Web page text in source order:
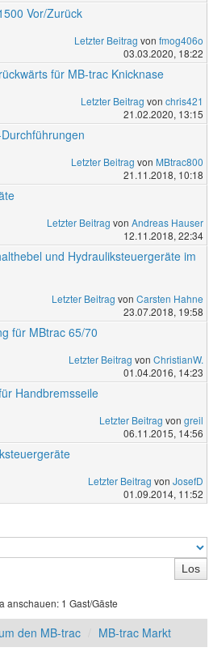
Vor/Zurück
Letzter Beitrag von fmog406o
03.03.2020, 18:22
für MB-trac Knicknase
Letzter Beitrag von chris421
21.02.2020, 13:15
Letzter Beitrag von MBtrac800
21.11.2018, 10:18
Letzter Beitrag von Andreas Hauser
12.11.2018, 22:34
und Hydrauliksteuergeräte im
Letzter Beitrag von Carsten Hahne
23.07.2018, 19:58
für MBtrac 65/70
Letzter Beitrag von ChristianW.
01.04.2016, 14:23
Handbremsseile
Letzter Beitrag von greil
06.11.2015, 14:56
Letzter Beitrag von JosefD
01.09.2014, 11:52
anschauen: 1 Gast/Gäste
den MB-trac MB-trac Markt